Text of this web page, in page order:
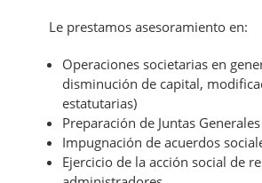
Le prestamos asesoramiento en:
Operaciones societarias en
disminución de capital,
estatutarias)
Preparación de Juntas
Impugnación de acuerdos
Ejercicio de la acción social de